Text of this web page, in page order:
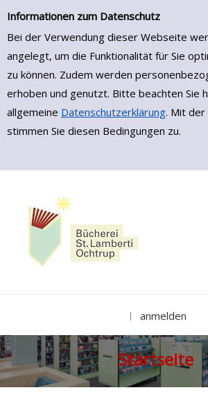
Informationen zum Datenschutz
Bei der Verwendung dieser Webseite
angelegt, um die Funktionalität für Sie
zu können. Zudem werden
erhoben und genutzt. Bitte beachten Sie
allgemeine Datenschutzerklärung. Mit
stimmen Sie diesen Bedingungen zu.
Zur Trefferliste springen
anmelden
Startseite